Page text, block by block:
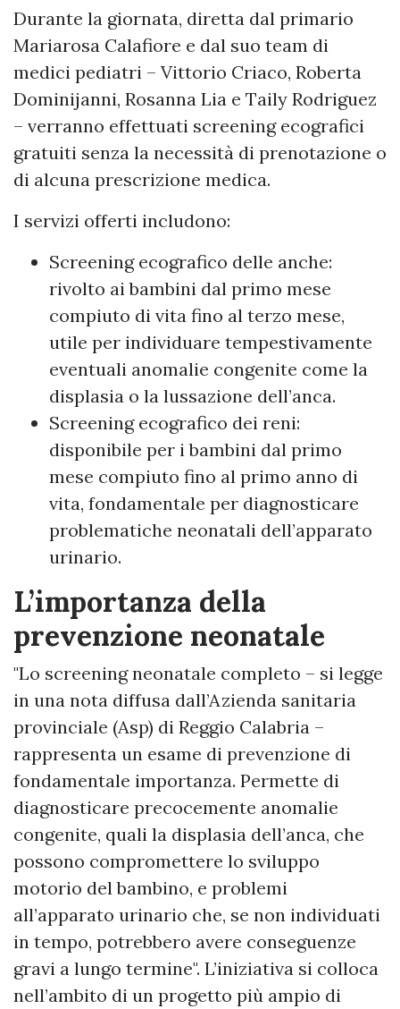
Durante la giornata, diretta dal primario
Mariarosa Calafiore e dal suo team di
medici pediatri – Vittorio Criaco, Roberta
Dominijanni, Rosanna Lia e Taily Rodriguez
– verranno effettuati screening ecografici
gratuiti senza la necessità di prenotazione o
di alcuna prescrizione medica.
I servizi offerti includono:
Screening ecografico delle anche:
rivolto ai bambini dal primo mese
compiuto di vita fino al terzo mese,
utile per individuare tempestivamente
eventuali anomalie congenite come la
displasia o la lussazione dell’anca.
Screening ecografico dei reni:
disponibile per i bambini dal primo
mese compiuto fino al primo anno di
vita, fondamentale per diagnosticare
problematiche neonatali dell’apparato
urinario.
L’importanza della
prevenzione neonatale
"Lo screening neonatale completo – si legge
in una nota diffusa dall’Azienda sanitaria
provinciale (Asp) di Reggio Calabria –
rappresenta un esame di prevenzione di
fondamentale importanza. Permette di
diagnosticare precocemente anomalie
congenite, quali la displasia dell’anca, che
possono compromettere lo sviluppo
motorio del bambino, e problemi
all’apparato urinario che, se non individuati
in tempo, potrebbero avere conseguenze
gravi a lungo termine". L’iniziativa si colloca
nell’ambito di un progetto più ampio di